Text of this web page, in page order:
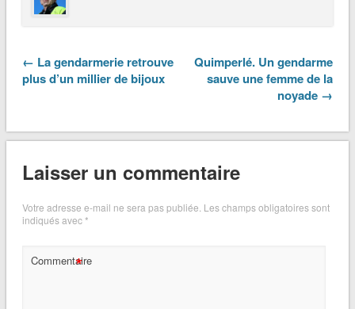
← La gendarmerie retrouve
plus d’un millier de bijoux
Quimperlé. Un gendarme
sauve une femme de la
noyade →
Laisser un commentaire
Votre adresse e-mail ne sera pas publiée. Les champs obligatoires sont
indiqués avec*
Commentaire
*